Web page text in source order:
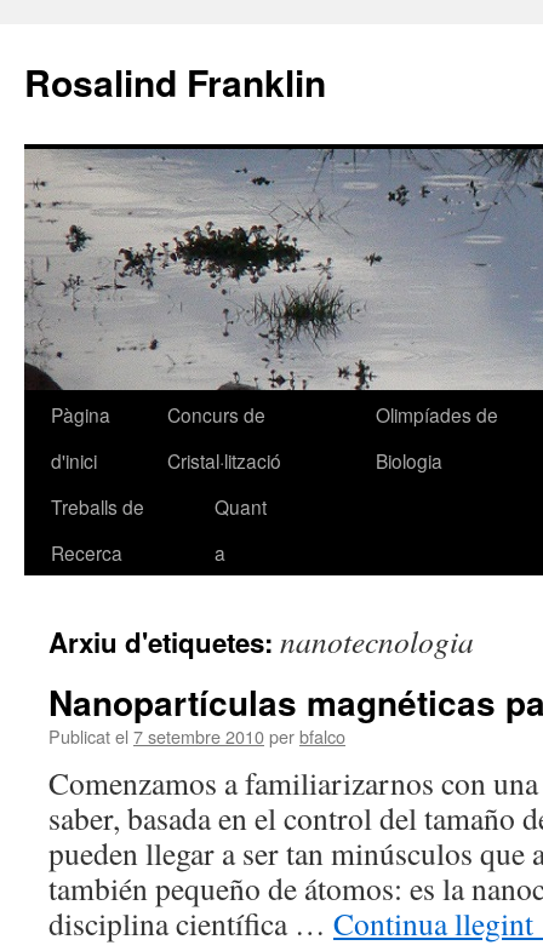
Rosalind Franklin
Vés
contingut
Pàgina
d'inici
Concurs de
Cristal·lització
Olimpíades de
Biologia
Treballs de
Recerca
Quant
a
Arxiu d'etiquetes: nanotecnologia
Nanopartículas magnéticas
Publicat el 7 setembre 2010perbfalco
Comenzamos a familiarizarnos con
saber, basada en el control del tamaño
pueden llegar a ser tan minúsculos que
también pequeño de átomos: es la
disciplina científica … Continua llegint